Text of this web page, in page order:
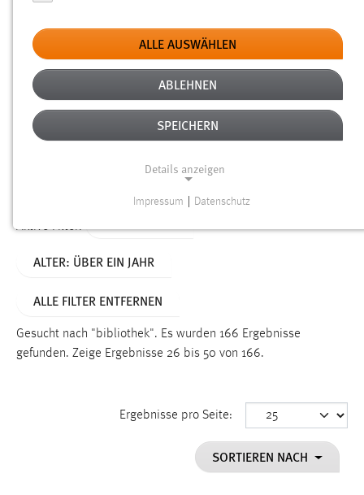
Typ
Erstellungsdatum
Alter
Aktive Filter:
ALTER: ÜBER EIN JAHR
ALLE FILTER ENTFERNEN
Gesucht nach "bibliothek". Es wurden 166 Ergebnisse
gefunden. Zeige Ergebnisse 26 bis 50 von 166.
Ergebnisse pro Seite:
SORTIEREN NACH
ALLE AUSWÄHLEN
ABLEHNEN
SPEICHERN
Details anzeigen
Funktionen und sind für die einwandfreie Funktion der
Name:
Dieser Cookie speichert die ausgewählten Einverständnis-
Impressum Datenschutz